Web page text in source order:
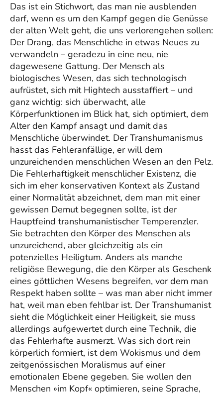
Das ist ein Stichwort, das man nie ausblenden
darf, wenn es um den Kampf gegen die Genüsse
der alten Welt geht, die uns verlorengehen sollen:
Der Drang, das Menschliche in etwas Neues zu
verwandeln – geradezu in eine neu, nie
dagewesene Gattung. Der Mensch als
biologisches Wesen, das sich technologisch
aufrüstet, sich mit Hightech ausstaffiert – und
ganz wichtig: sich überwacht, alle
Körperfunktionen im Blick hat, sich optimiert, dem
Alter den Kampf ansagt und damit das
Menschliche überwindet. Der Transhumanismus
hasst das Fehleranfällige, er will dem
unzureichenden menschlichen Wesen an den Pelz.
Die Fehlerhaftigkeit menschlicher Existenz, die
sich im eher konservativen Kontext als Zustand
einer Normalität abzeichnet, dem man mit einer
gewissen Demut begegnen sollte, ist der
Hauptfeind transhumanistischer Temperenzler.
Sie betrachten den Körper des Menschen als
unzureichend, aber gleichzeitig als ein
potenzielles Heiligtum. Anders als manche
religiöse Bewegung, die den Körper als Geschenk
eines göttlichen Wesens begreifen, vor dem man
Respekt haben sollte – was man aber nicht immer
hat, weil man eben fehlbar ist. Der Transhumanist
sieht die Möglichkeit einer Heiligkeit, sie muss
allerdings aufgewertet durch eine Technik, die
das Fehlerhafte ausmerzt. Was sich dort rein
körperlich formiert, ist dem Wokismus und dem
zeitgenössischen Moralismus auf einer
emotionalen Ebene gegeben. Sie wollen den
Menschen »im Kopf« optimieren, seine Sprache,